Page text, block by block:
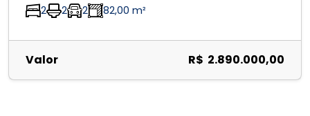
2 2 2 82,00 m²
Valor R$ 2.890.000,00